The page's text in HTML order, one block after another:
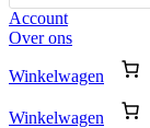
Account
Over ons
Winkelwagen
Winkelwagen